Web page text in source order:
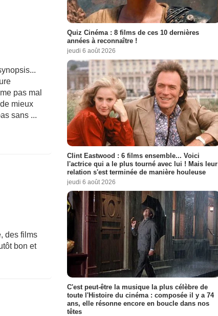
pas mal
mieux
sans ...
des films
bon et
Quiz Cinéma : 8 films de ces 10 dernières
années à reconnaître !
jeudi 6 août 2026
Clint Eastwood : 6 films ensemble... Voici
l'actrice qui a le plus tourné avec lui ! Mais leur
relation s'est terminée de manière houleuse
jeudi 6 août 2026
C'est peut-être la musique la plus célèbre de
toute l'Histoire du cinéma : composée il y a 74
ans, elle résonne encore en boucle dans nos
têtes